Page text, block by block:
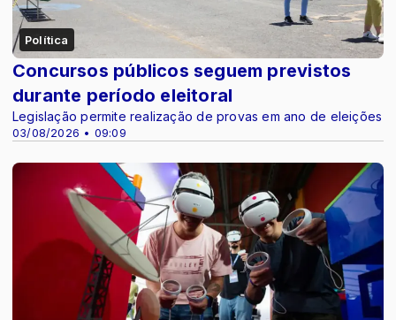
Política
03/08/2026 • 09:09
Concursos públicos seguem previstos
durante período eleitoral
Legislação permite realização de provas em ano de eleições